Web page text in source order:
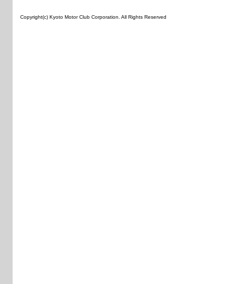
Copyright(c) Kyoto Motor Club Corporation. All Rights Reserved